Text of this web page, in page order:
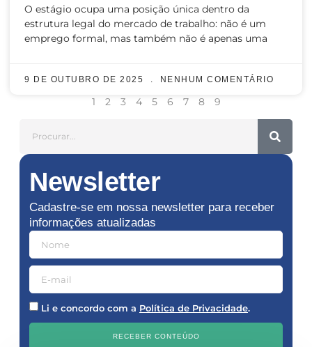
O estágio ocupa uma posição única dentro da
estrutura legal do mercado de trabalho: não é um
emprego formal, mas também não é apenas uma
9 DE OUTUBRO DE 2025 NENHUM COMENTÁRIO
1 2 3 4 5 6 7 8 9
Newsletter
Cadastre-se em nossa newsletter para receber
informações atualizadas
Li e concordo com a Política de Privacidade.
RECEBER CONTEÚDO